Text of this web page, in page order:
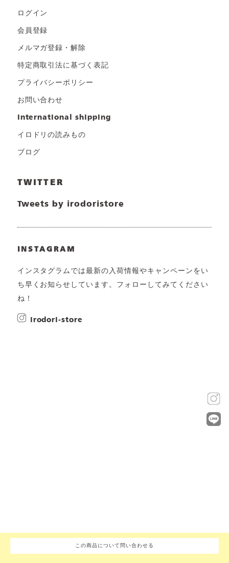
この商品について問い合わせる
ログイン
会員登録
メルマガ登録・解除
特定商取引法に基づく表記
プライバシーポリシー
お問い合わせ
international shipping
イロドリの読みもの
ブログ
TWITTER
Tweets by irodoristore
INSTAGRAM
インスタグラムでは最新の入荷情報やキャンペーンをい
ち早くお知らせしています。フォローしてみてください
ね！
irodori-store